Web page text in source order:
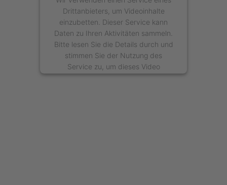
Drittanbieters, um Videoinhalte
einzubetten. Dieser Service kann
Daten zu Ihren Aktivitäten sammeln.
Bitte lesen Sie die Details durch und
stimmen Sie der Nutzung des
Service zu, um dieses Video
anzusehen.